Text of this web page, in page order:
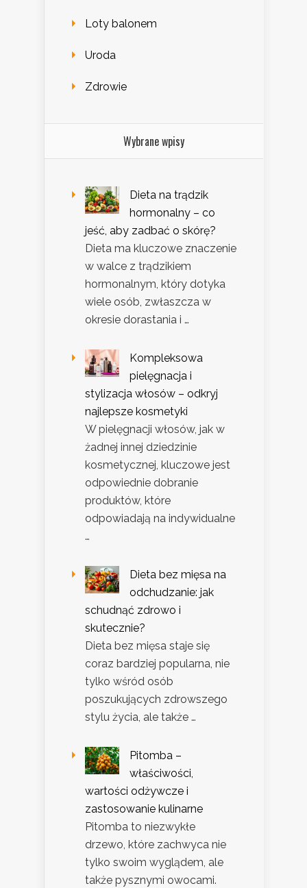
Loty balonem
Uroda
Zdrowie
Wybrane wpisy
Dieta na trądzik
hormonalny – co
jeść, aby zadbać o skórę?
Dieta ma kluczowe znaczenie
w walce z trądzikiem
hormonalnym, który dotyka
wiele osób, zwłaszcza w
okresie dorastania i …
Kompleksowa
pielęgnacja i
stylizacja włosów – odkryj
najlepsze kosmetyki
W pielęgnacji włosów, jak w
żadnej innej dziedzinie
kosmetycznej, kluczowe jest
odpowiednie dobranie
produktów, które
odpowiadają na indywidualne
…
Dieta bez mięsa na
odchudzanie: jak
schudnąć zdrowo i
skutecznie?
Dieta bez mięsa staje się
coraz bardziej popularna, nie
tylko wśród osób
poszukujących zdrowszego
stylu życia, ale także …
Pitomba –
właściwości,
wartości odżywcze i
zastosowanie kulinarne
Pitomba to niezwykłe
drzewo, które zachwyca nie
tylko swoim wyglądem, ale
także pysznymi owocami.